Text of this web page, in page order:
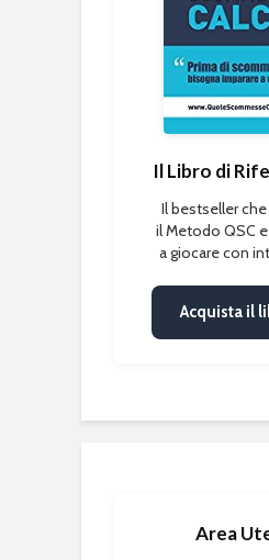
Il Libro di
Il bestseller
il Metodo QSC
a giocare con
Acquista il
Area